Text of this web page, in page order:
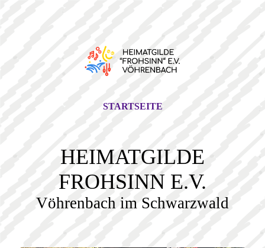
STARTSEITE
HEIMATGILDE
FROHSINN E.V.
Vöhrenbach im Schwarzwald